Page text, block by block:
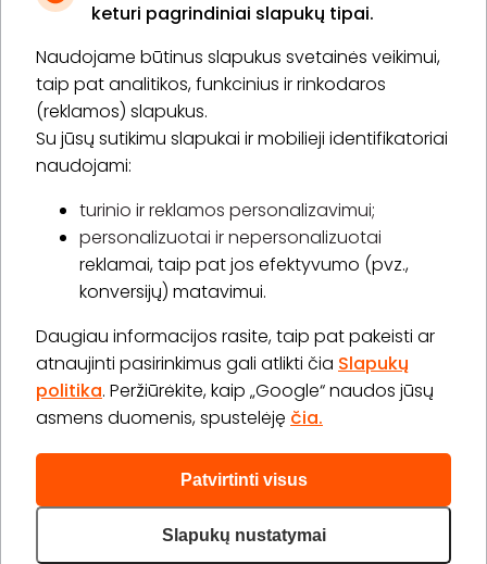
keturi pagrindiniai slapukų tipai.
Naudojame būtinus slapukus svetainės veikimui,
taip pat analitikos, funkcinius ir rinkodaros
(reklamos) slapukus.
Su jūsų sutikimu slapukai ir mobilieji identifikatoriai
naudojami:
turinio ir reklamos personalizavimui;
personalizuotai ir nepersonalizuotai
reklamai, taip pat jos efektyvumo (pvz.,
konversijų) matavimui.
Daugiau informacijos rasite, taip pat pakeisti ar
atnaujinti pasirinkimus gali atlikti čia Slapukų
politika. Peržiūrėkite, kaip „Google“ naudos jūsų
asmens duomenis, spustelėję čia.
Patvirtinti visus
Slapukų nustatymai
* Susipažinau su privatumo politika
Prenumeruoti
Apie „BookitNow“
Informacija
„GERA DOVANA“ GRUPĖ
2026 © Visos teisės saugomos info@bookitnow.lt, +370
645 03 111